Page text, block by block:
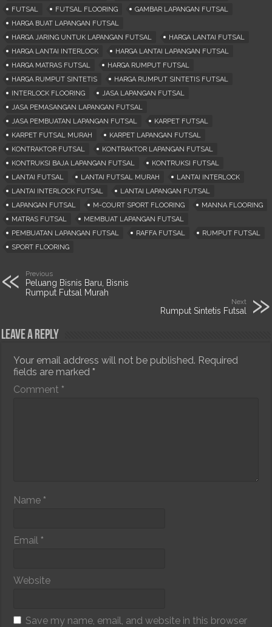
FUTSAL
FUTSAL FLOORING
GAMBAR LAPANGAN FUTSAL
HARGA BUAT LAPANGAN FUTSAL
HARGA JARING UNTUK LAPANGAN FUTSAL
HARGA LANTAI FUTSAL
HARGA LANTAI INTERLOCK
HARGA LANTAI LAPANGAN FUTSAL
HARGA MATRAS FUTSAL
HARGA RUMPUT FUTSAL
HARGA RUMPUT SINTETIS
HARGA RUMPUT SINTETIS FUTSAL
INTERLOCK FLOORING
JASA LAPANGAN FUTSAL
JASA PEMASANGAN LAPANGAN FUTSAL
JASA PEMBUATAN LAPANGAN FUTSAL
KARPET FUTSAL
KARPET FUTSAL MURAH
KARPET LAPANGAN FUTSAL
KONTRAKTOR FUTSAL
KONTRAKTOR LAPANGAN FUTSAL
KONTRUKSI BAJA LAPANGAN FUTSAL
KONTRUKSI FUTSAL
LANTAI FUTSAL
LANTAI FUTSAL MURAH
LANTAI INTERLOCK
LANTAI INTERLOCK FUTSAL
LANTAI LAPANGAN FUTSAL
LAPANGAN FUTSAL
M-COURT SPORT FLOORING
MANNA FLOORING
MATRAS FUTSAL
MEMBUAT LAPANGAN FUTSAL
PEMBUATAN LAPANGAN FUTSAL
RAFFA FUTSAL
RUMPUT FUTSAL
SPORT FLOORING
Previous
Peluang Bisnis Baru, Bisnis
Rumput Futsal Murah
Next
Rumput Sintetis Futsal
Leave a Reply
Your email address will not be published. Required
fields are marked*
Comment*
Name*
Email*
Website
Save my name, email, and website in this browser